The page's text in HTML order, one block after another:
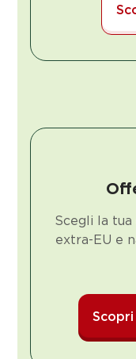
Scegli la tua
extra-EU e